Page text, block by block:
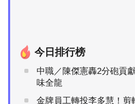
今日排行榜
中職／陳傑憲轟2分砲貢
味全龍
金牌員工轉投李多慧！剪